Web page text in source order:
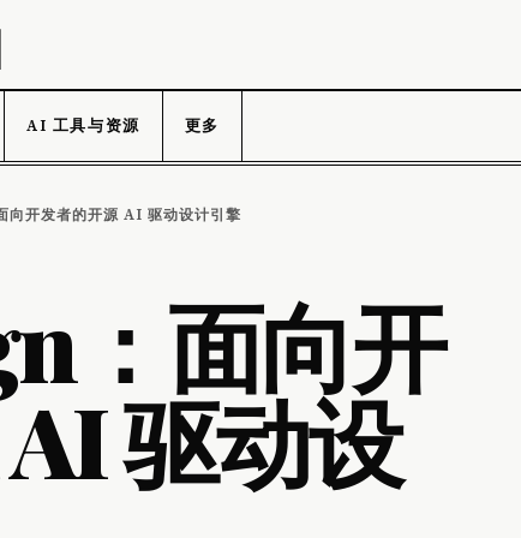
AI 工具与资源 更多
开发者的开源 AI 驱动设计引擎
：面向开
驱动设